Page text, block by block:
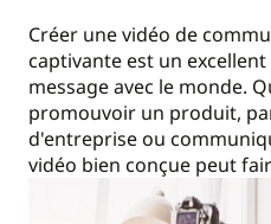
Créer une vidéo de
captivante est un
message avec le monde.
promouvoir un produit,
d'entreprise ou
vidéo bien conçue peut